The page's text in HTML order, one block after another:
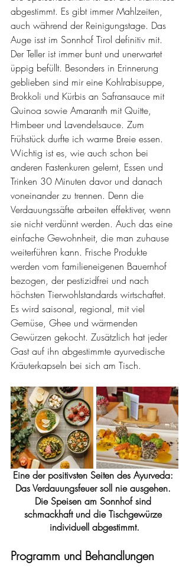
abgestimmt. Es gibt immer Mahlzeiten,
auch während der Reinigungstage. Das
Auge isst im Sonnhof Tirol definitiv mit.
Der Teller ist immer bunt und unerwartet
üppig befüllt. Besonders in Erinnerung
geblieben sind mir eine Kohlrabisuppe,
Brokkoli und Kürbis an Safransauce mit
Quinoa sowie Amaranth mit Quitte,
Himbeer und Lavendelsauce. Zum
Frühstück durfte ich warme Breie essen.
Wichtig ist es, wie auch schon bei
anderen Fastenkuren gelernt, Essen und
Trinken 30 Minuten davor und danach
voneinander zu trennen. Denn die
Verdauungssäfte arbeiten effektiver, wenn
sie nicht verdünnt werden. Auch das eine
einfache Gewohnheit, die man zuhause
weiterführen kann. Frische Produkte
werden vom familieneigenen Bauernhof
bezogen, der pestizidfrei und nach
höchsten Tierwohlstandards wirtschaftet.
Es wird saisonal, regional, mit viel
Gemüse, Ghee und wärmenden
Gewürzen gekocht. Zusätzlich hat jeder
Gast auf ihn abgestimmte ayurvedische
Kräuterkapseln bei sich am Tisch.
Eine der positivsten Seiten des Ayurveda:
Das Verdauungsfeuer soll nie ausgehen.
Die Speisen am Sonnhof sind
schmackhaft und die Tischgewürze
individuell abgestimmt.
Programm und Behandlungen